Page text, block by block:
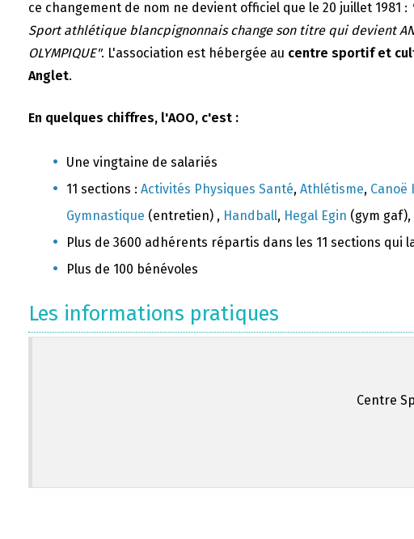
ce changement de nom ne devient officiel que le 20 juillet 1981 :
Sport athlétique blancpignonnais change son titre qui devient
OLYMPIQUE". L'association est hébergée au centre sportif et
Anglet.
En quelques chiffres, l'AOO, c'est :
Une vingtaine de salariés
11 sections : Activités Physiques Santé, Athlétisme, Canoë
Gymnastique (entretien) , Handball, Hegal Egin (gym gaf),
Plus de 3600 adhérents répartis dans les 11 sections qui
Plus de 100 bénévoles
Les informations pratiques
Centre